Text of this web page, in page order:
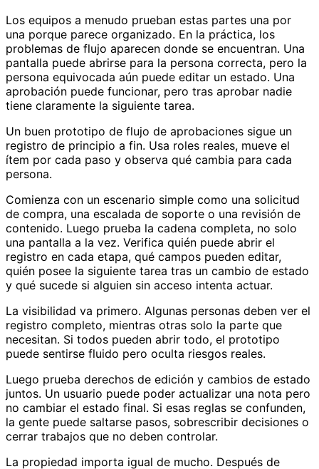
Los equipos a menudo prueban estas partes una por
una porque parece organizado. En la práctica, los
problemas de flujo aparecen donde se encuentran. Una
pantalla puede abrirse para la persona correcta, pero la
persona equivocada aún puede editar un estado. Una
aprobación puede funcionar, pero tras aprobar nadie
tiene claramente la siguiente tarea.
Un buen prototipo de flujo de aprobaciones sigue un
registro de principio a fin. Usa roles reales, mueve el
ítem por cada paso y observa qué cambia para cada
persona.
Comienza con un escenario simple como una solicitud
de compra, una escalada de soporte o una revisión de
contenido. Luego prueba la cadena completa, no solo
una pantalla a la vez. Verifica quién puede abrir el
registro en cada etapa, qué campos pueden editar,
quién posee la siguiente tarea tras un cambio de estado
y qué sucede si alguien sin acceso intenta actuar.
La visibilidad va primero. Algunas personas deben ver el
registro completo, mientras otras solo la parte que
necesitan. Si todos pueden abrir todo, el prototipo
puede sentirse fluido pero oculta riesgos reales.
Luego prueba derechos de edición y cambios de estado
juntos. Un usuario puede poder actualizar una nota pero
no cambiar el estado final. Si esas reglas se confunden,
la gente puede saltarse pasos, sobrescribir decisiones o
cerrar trabajos que no deben controlar.
La propiedad importa igual de mucho. Después de